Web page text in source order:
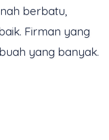
berbatu,
Firman yang
yang banyak.